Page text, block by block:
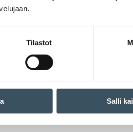
Tilastot
Salli
työehtosopimuksen ja